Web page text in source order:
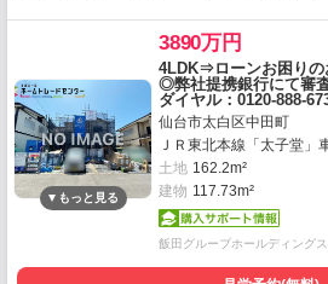
3890万円
4LDK⇒ローンお困りの
◎弊社提携銀行にて審
ダイヤル：0120-888-
仙台市太白区中田町
ＪＲ東北本線「太子堂」
土地 162.2m²
建物 117.73m²
飯田グループホールディング